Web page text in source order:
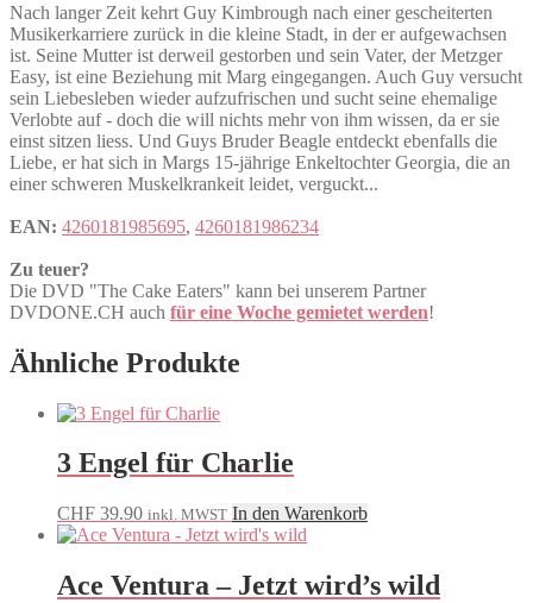
Nach langer Zeit kehrt Guy Kimbrough nach einer gescheiterten
Musikerkarriere zurück in die kleine Stadt, in der er aufgewachsen
ist. Seine Mutter ist derweil gestorben und sein Vater, der Metzger
Easy, ist eine Beziehung mit Marg eingegangen. Auch Guy versucht
sein Liebesleben wieder aufzufrischen und sucht seine ehemalige
Verlobte auf - doch die will nichts mehr von ihm wissen, da er sie
einst sitzen liess. Und Guys Bruder Beagle entdeckt ebenfalls die
Liebe, er hat sich in Margs 15-jährige Enkeltochter Georgia, die an
einer schweren Muskelkrankeit leidet, verguckt...
EAN: 4260181985695, 4260181986234
Zu teuer?
Die DVD "The Cake Eaters" kann bei unserem Partner
DVDONE.CH auch für eine Woche gemietet werden!
Ähnliche Produkte
3 Engel für Charlie
CHF 39.90 inkl. MWST In den Warenkorb
Ace Ventura – Jetzt wird’s wild